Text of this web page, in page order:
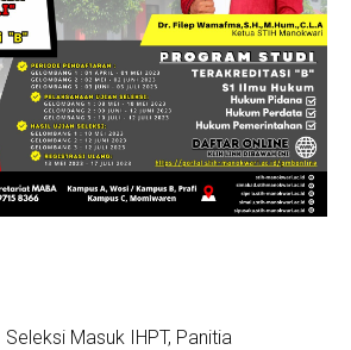
Seleksi Masuk IHPT, Panitia